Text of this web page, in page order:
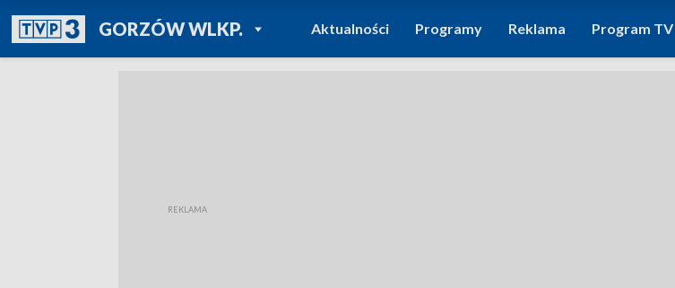
GORZÓW WLKP.POWRÓT DO
TVP REGIONY
Aktualności Programy Reklama Program TV